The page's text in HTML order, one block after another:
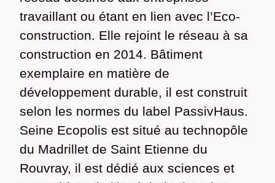
travaillant ou étant en lien avec l’Eco-
construction. Elle rejoint le réseau à sa
construction en 2014. Bâtiment
exemplaire en matière de
développement durable, il est construit
selon les normes du label PassivHaus.
Seine Ecopolis est situé au technopôle
du Madrillet de Saint Etienne du
Rouvray, il est dédié aux sciences et